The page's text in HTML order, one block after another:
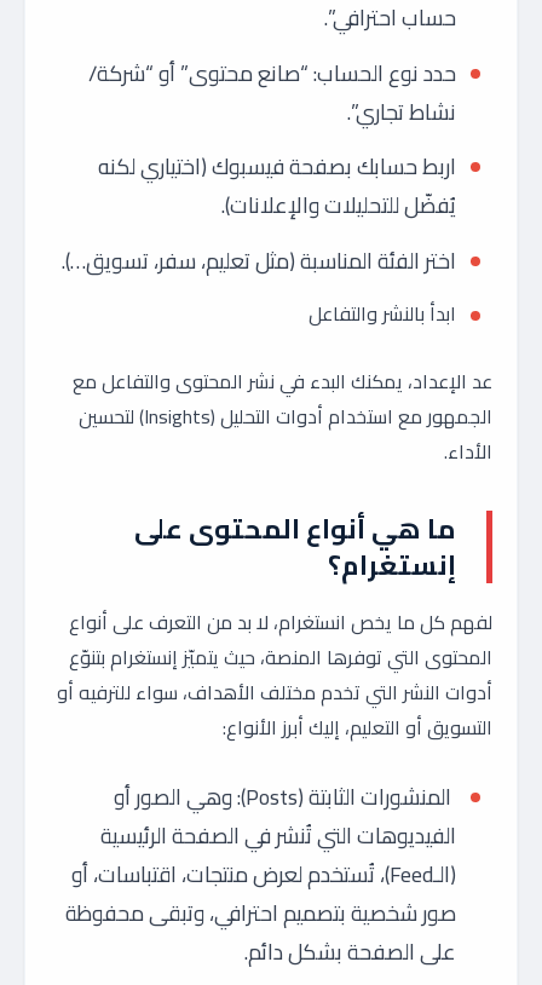
حساب احترافي”.
حدد نوع الحساب: “صانع محتوى” أو “شركة/
نشاط تجاري”.
اربط حسابك بصفحة فيسبوك (اختياري لكنه
يُفضّل للتحليلات والإعلانات).
اختر الفئة المناسبة (مثل تعليم، سفر، تسويق…).
ابدأ بالنشر والتفاعل
عد الإعداد، يمكنك البدء في نشر المحتوى والتفاعل مع
الجمهور مع استخدام أدوات التحليل (Insights) لتحسين
الأداء.
ما هي أنواع المحتوى على
إنستغرام؟
لفهم كل ما يخص انستغرام، لا بد من التعرف على أنواع
المحتوى التي توفرها المنصة، حيث يتميّز إنستغرام بتنوّع
أدوات النشر التي تخدم مختلف الأهداف، سواء للترفيه أو
التسويق أو التعليم، إليك أبرز الأنواع:
المنشورات الثابتة (Posts): وهي الصور أو
الفيديوهات التي تُنشر في الصفحة الرئيسية
(الـFeed)، تُستخدم لعرض منتجات، اقتباسات، أو
صور شخصية بتصميم احترافي، وتبقى محفوظة
على الصفحة بشكل دائم.